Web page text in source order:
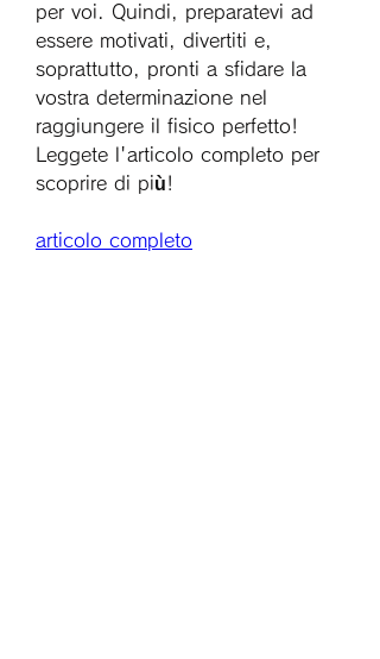
per voi. Quindi, preparatevi ad
essere motivati, divertiti e,
soprattutto, pronti a sfidare la
vostra determinazione nel
raggiungere il fisico perfetto!
Leggete l'articolo completo per
scoprire di più!
articolo completo